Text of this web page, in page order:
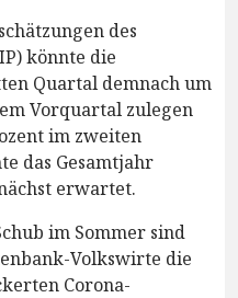
des
könnte die
Quartal demnach um
Vorquartal zulegen
im zweiten
das Gesamtjahr
erwartet.
im Sommer sind
Volkswirte die
Corona-